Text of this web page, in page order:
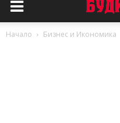
Начало Бизнес и Икономика